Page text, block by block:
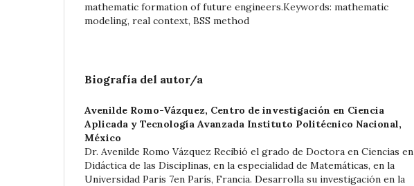
mathematic formation of future engineers.Keywords: mathematic
modeling, real context, BSS method
Biografía del autor/a
Avenilde Romo-Vázquez, Centro de investigación en Ciencia
Aplicada y Tecnología Avanzada Instituto Politécnico Nacional,
México
Dr. Avenilde Romo Vázquez Recibió el grado de Doctora en Ciencias en
Didáctica de las Disciplinas, en la especialidad de Matemáticas, en la
Universidad Paris 7en París, Francia. Desarrolla su investigación en la